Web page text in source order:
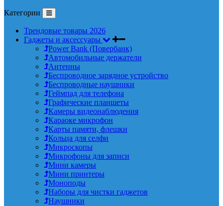
Категории
Трендовые товары 2026
Гаджеты и аксессуары
Power Bank (Повербанк)
Автомобильные держатели
Антенны
Беспроводное зарядное устройство
Беспроводные наушники
Геймпад для телефона
Графические планшеты
Камеры видеонаблюдения
Караоке микрофон
Карты памяти, флешки
Кольца для селфи
Микроскопы
Микрофоны для записи
Мини камеры
Мини принтеры
Моноподы
Наборы для чистки гаджетов
Наушники